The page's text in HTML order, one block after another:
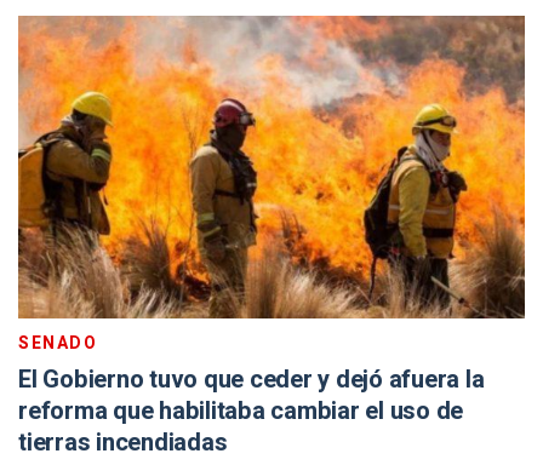
SENADO
El Gobierno tuvo que ceder y dejó afuera la
reforma que habilitaba cambiar el uso de
tierras incendiadas